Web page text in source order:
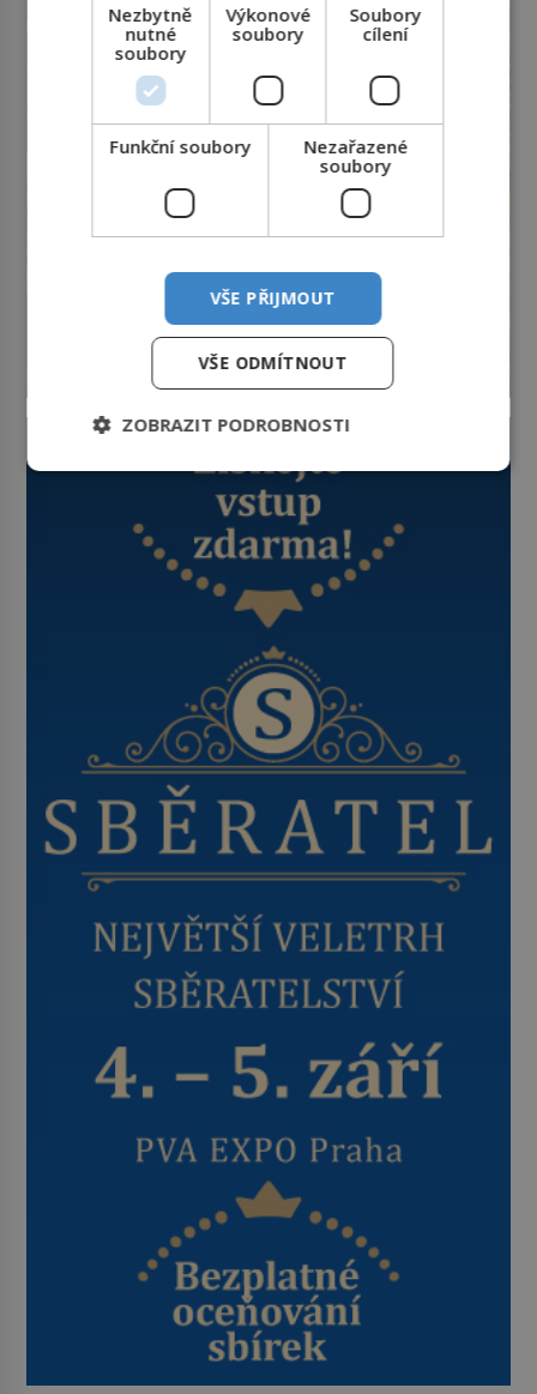
tresty nebo nehodami. Jejich
metody jsou překvapivě
promyšlené a některé principy
používají chirurgové dodnes. Úplně
první […]
Nezbytně
nutné
soubory
Výkonové
soubory
Soubory
cílení
Funkční soubory
Nezařazené
soubory
VŠE PŘIJMOUT
VŠE ODMÍTNOUT
ZOBRAZIT PODROBNOSTI